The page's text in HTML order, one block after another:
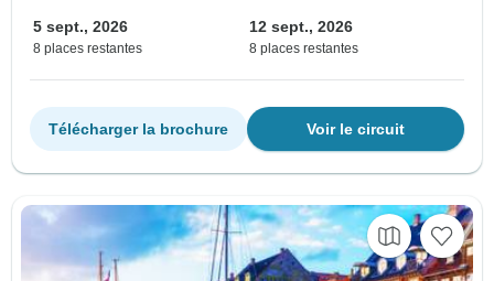
5 sept., 2026
8 places restantes
12 sept., 2026
8 places restantes
Voir le circuit
Télécharger la brochure